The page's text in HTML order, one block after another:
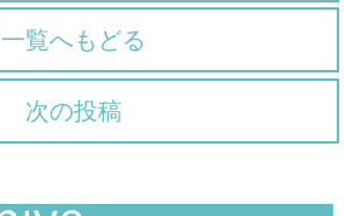
一覧へもどる
次の投稿